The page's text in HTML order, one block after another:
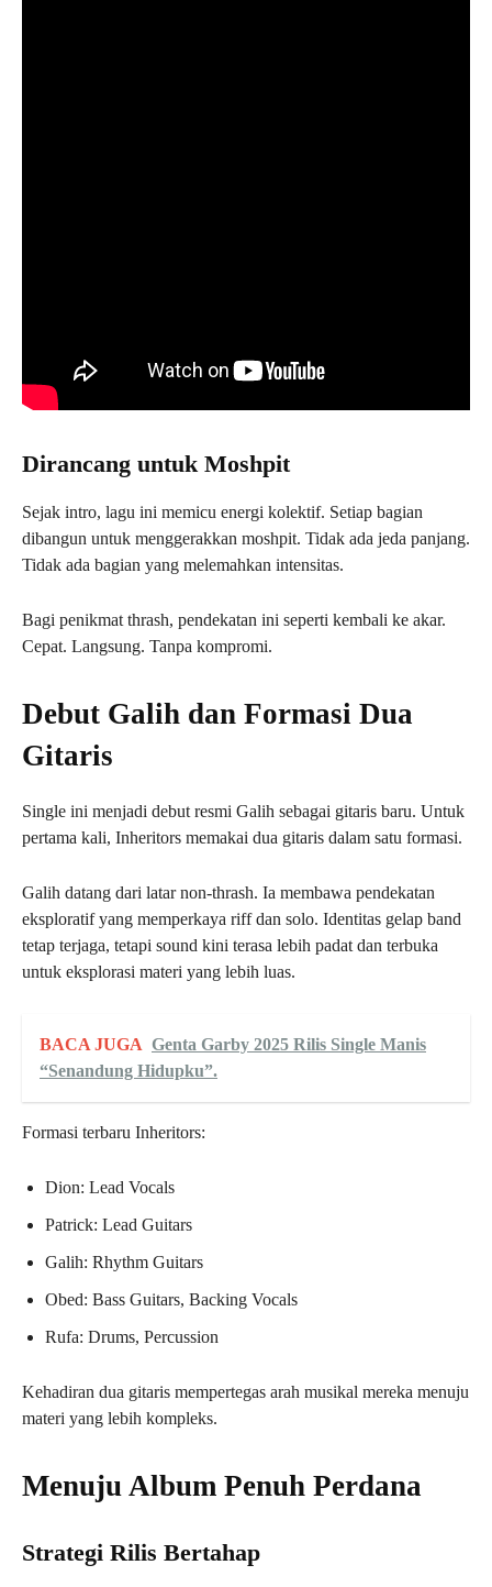
Dirancang untuk Moshpit
Sejak intro, lagu ini memicu energi kolektif. Setiap bagian
dibangun untuk menggerakkan moshpit. Tidak ada jeda panjang.
Tidak ada bagian yang melemahkan intensitas.
Bagi penikmat thrash, pendekatan ini seperti kembali ke akar.
Cepat. Langsung. Tanpa kompromi.
Debut Galih dan Formasi Dua
Gitaris
Single ini menjadi debut resmi Galih sebagai gitaris baru. Untuk
pertama kali, Inheritors memakai dua gitaris dalam satu formasi.
Galih datang dari latar non-thrash. Ia membawa pendekatan
eksploratif yang memperkaya riff dan solo. Identitas gelap band
tetap terjaga, tetapi sound kini terasa lebih padat dan terbuka
untuk eksplorasi materi yang lebih luas.
BACA JUGA Genta Garby 2025 Rilis Single Manis
“Senandung Hidupku”.
Formasi terbaru Inheritors:
Dion: Lead Vocals
Patrick: Lead Guitars
Galih: Rhythm Guitars
Obed: Bass Guitars, Backing Vocals
Rufa: Drums, Percussion
Kehadiran dua gitaris mempertegas arah musikal mereka menuju
materi yang lebih kompleks.
Menuju Album Penuh Perdana
Strategi Rilis Bertahap